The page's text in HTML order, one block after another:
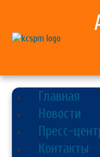
Главная
Новости
Пресс-
Контакты